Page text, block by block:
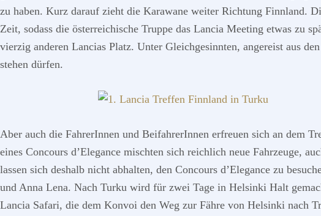
zu haben. Kurz darauf zieht die Karawane weiter Richtung Finnland.
Zeit, sodass die österreichische Truppe das Lancia Meeting etwas zu
vierzig anderen Lancias Platz. Unter Gleichgesinnten, angereist aus
stehen dürfen.
Aber auch die FahrerInnen und BeifahrerInnen erfreuen sich an dem
eines Concours d’Elegance mischten sich reichlich neue Fahrzeuge,
lassen sich deshalb nicht abhalten, den Concours d’Elegance zu
und Anna Lena. Nach Turku wird für zwei Tage in Helsinki Halt
Lancia Safari, die dem Konvoi den Weg zur Fähre von Helsinki nach